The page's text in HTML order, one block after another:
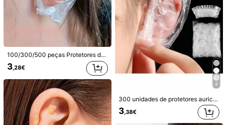
4,61 258 Seguidores
258 Seguidores
,10€
100/300/500 peças Protetores de Orelha Descartáveis de Plástico Impermeáveis para Banho, Chuveiro, Salão de Cabeleireiro, Proteção de Orelha, Ferramenta de Tingimento de Cabelo
3,28€
4
300 unidades de protetores auriculares descartáveis e impermeáveis, adequados para tingimento de cabelo, exposições, banho, cuidados de beleza e lavagem de cabelo, impedem a entrada de água nos ouvidos.
3 ,38€